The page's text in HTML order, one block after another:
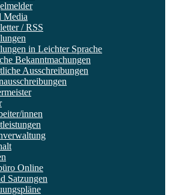
Media
/ RSS
in Leichter Sprache
Bekanntmachungen
Ausschreibungen
innen
Online
Satzungen